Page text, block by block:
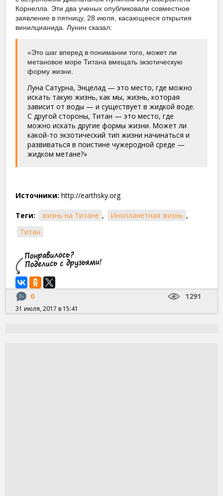
Корнелла. Эти два ученых опубликовали совместное
заявление в пятницу, 28 июля, касающееся открытия
винилцианида. Лунин сказал:
«Это шаг вперед в понимании того, может ли
метановое море Титана вмещать экзотическую
форму жизни.
Луна Сатурна, Энцелад — это место, где можно
искать такую жизнь, как мы, жизнь, которая
зависит от воды — и существует в жидкой воде.
С другой стороны, Титан — это место, где
можно искать другие формы жизни. Может ли
какой-то экзотический тип жизни начинаться и
развиваться в поистине чужеродной среде —
жидком метане?»
Источники: http://earthsky.org
Теги: жизнь на Титане , Инопланетная жизнь ,
Титан
0 1291
31 июля, 2017 в 15:41